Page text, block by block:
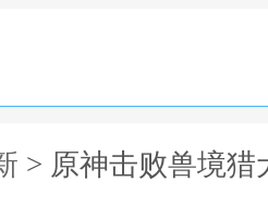
> 原神击败兽境猎